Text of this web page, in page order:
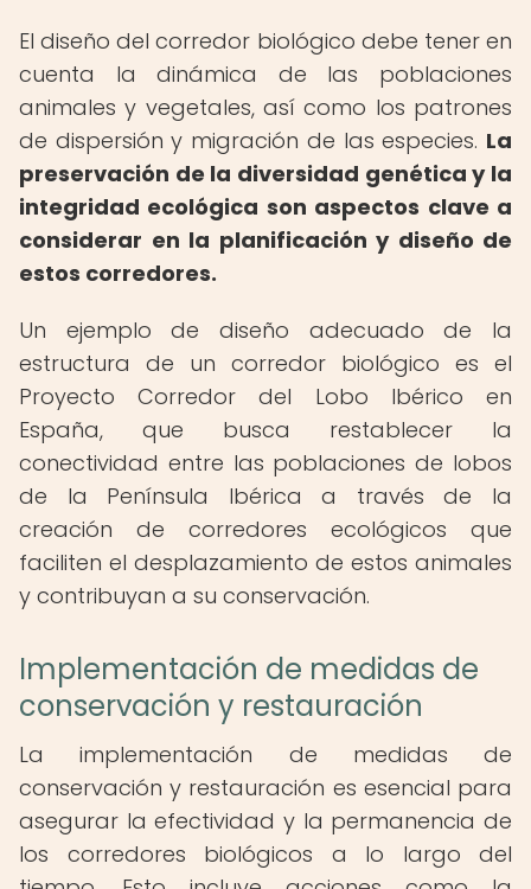
El diseño del corredor biológico debe tener en
cuenta la dinámica de las poblaciones
animales y vegetales, así como los patrones
de dispersión y migración de las especies. La
preservación de la diversidad genética y la
integridad ecológica son aspectos clave a
considerar en la planificación y diseño de
estos corredores.
Un ejemplo de diseño adecuado de la
estructura de un corredor biológico es el
Proyecto Corredor del Lobo Ibérico en
España, que busca restablecer la
conectividad entre las poblaciones de lobos
de la Península Ibérica a través de la
creación de corredores ecológicos que
faciliten el desplazamiento de estos animales
y contribuyan a su conservación.
Implementación de medidas de
conservación y restauración
La implementación de medidas de
conservación y restauración es esencial para
asegurar la efectividad y la permanencia de
los corredores biológicos a lo largo del